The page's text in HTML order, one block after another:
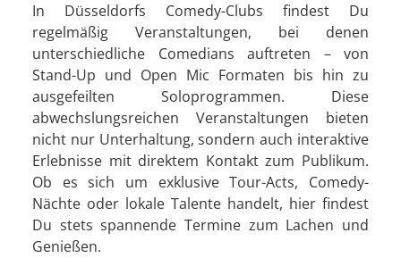
In Düsseldorfs Comedy-Clubs findest Du
regelmäßig Veranstaltungen, bei denen
unterschiedliche Comedians auftreten – von
Stand-Up und Open Mic Formaten bis hin zu
ausgefeilten Soloprogrammen. Diese
abwechslungsreichen Veranstaltungen bieten
nicht nur Unterhaltung, sondern auch interaktive
Erlebnisse mit direktem Kontakt zum Publikum.
Ob es sich um exklusive Tour-Acts, Comedy-
Nächte oder lokale Talente handelt, hier findest
Du stets spannende Termine zum Lachen und
Genießen.